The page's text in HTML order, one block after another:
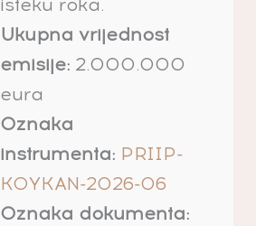
Ukupna vrijednost
emisije: 2.000.000
eura
Oznaka
instrumenta: PRIIP-
KOYKAN-2026-06
Oznaka dokumenta: